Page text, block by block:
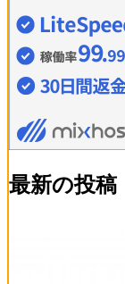
最新の投稿